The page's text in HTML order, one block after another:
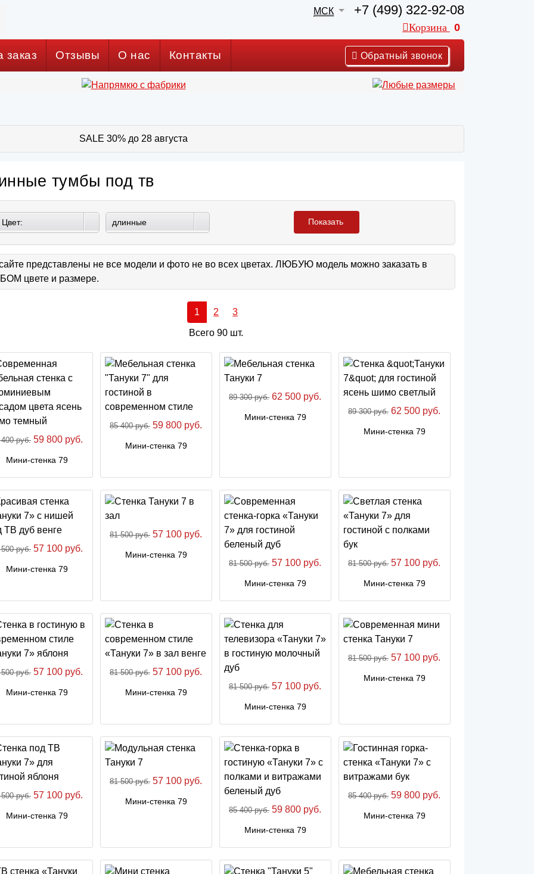
МСК +7 (499) 322-92-08
Корзина 0
заказ Отзывы О нас Контакты Обратный звонок
SALE 30% до 28 августа
тумбы под тв
Цвет: длинные Показать
представлены не все модели и фото не во всех цветах. ЛЮБУЮ модель можно заказать в
цвете и размере.
1 2 3
Всего 90 шт.
руб. 59 800 руб.
Мини-стенка 79
85 400 руб. 59 800 руб.
Мини-стенка 79
89 300 руб. 62 500 руб.
Мини-стенка 79
89 300 руб. 62 500 руб.
Мини-стенка 79
руб. 57 100 руб.
Мини-стенка 79
81 500 руб. 57 100 руб.
Мини-стенка 79
81 500 руб. 57 100 руб.
Мини-стенка 79
81 500 руб. 57 100 руб.
Мини-стенка 79
руб. 57 100 руб.
Мини-стенка 79
81 500 руб. 57 100 руб.
Мини-стенка 79
81 500 руб. 57 100 руб.
Мини-стенка 79
81 500 руб. 57 100 руб.
Мини-стенка 79
руб. 57 100 руб.
Мини-стенка 79
81 500 руб. 57 100 руб.
Мини-стенка 79
85 400 руб. 59 800 руб.
Мини-стенка 79
85 400 руб. 59 800 руб.
Мини-стенка 79